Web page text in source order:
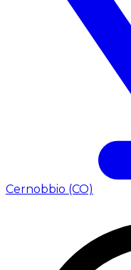
Cernobbio (CO)